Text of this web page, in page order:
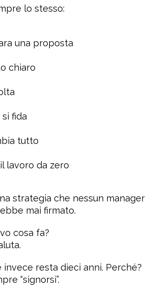
lo stesso:
una proposta
chiaro
fida
tutto
lavoro da zero
strategia che nessun manager
mai firmato.
cosa fa?
resta dieci anni. Perché?
“signorsì”.